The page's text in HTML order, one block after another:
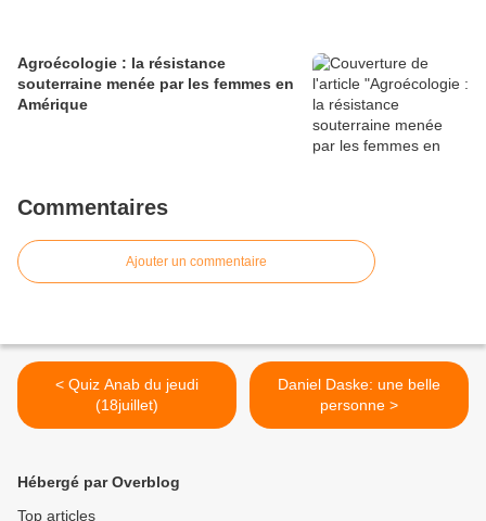
Agroécologie : la résistance
souterraine menée par les femmes en
Amérique
Commentaires
Ajouter un commentaire
< Quiz Anab du jeudi
(18juillet)
Daniel Daske: une belle
personne >
Hébergé par Overblog
Top articles